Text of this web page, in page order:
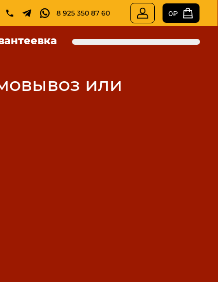
8 925 350 87 60 0₽
или